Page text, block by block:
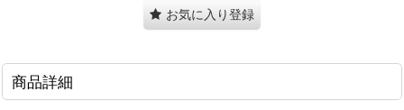
お気に入り登録
商品詳細